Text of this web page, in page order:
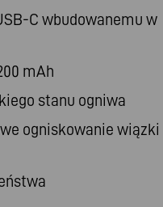
C wbudowanemu w
mAh
stanu ogniwa
ogniskowanie wiązki